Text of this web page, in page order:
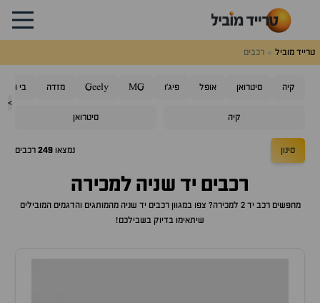
טרייד מוביל רכבים
>
קיה סיטרואן אופל פיג'ו MG
Geely מזדה בי ווי די
קיה סיטרואן
סינון נמצאו 249 רכבים
רכבים יד שניה למכירה
מחפשים רכב יד 2 למכירה? צפו במגוון רכבים יד שניה מהמותגים והדגמים המובילים
שיתאימו בדיוק בשבילכם!